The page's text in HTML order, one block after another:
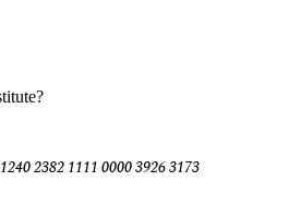
2382 1111 0000 3926 3173